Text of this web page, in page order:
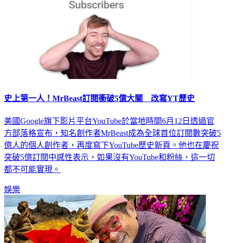
美國Google旗下影片平台YouTube於當地時間6月12日透過官
方部落格宣布，知名創作者MrBeast成為全球首位訂閱數突破5
億人的個人創作者，再度寫下YouTube歷史新頁。他也在慶祝
突破5億訂閱中感性表示，如果沒有YouTube和粉絲，這一切
娛樂